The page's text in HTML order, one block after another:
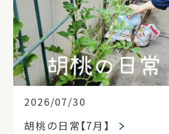
2026/07/30
胡桃の日常【7月】